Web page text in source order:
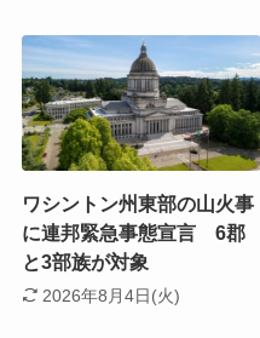
ワシントン州東部の山火事
に連邦緊急事態宣言 6郡
と3部族が対象
2026年8月4日(火)